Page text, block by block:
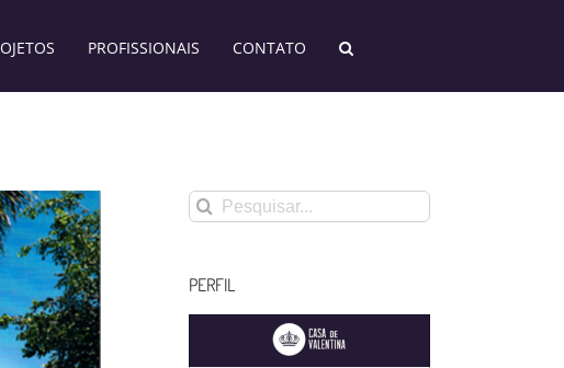
PROFISSIONAIS CONTATO
Buscar
resultados
PERFIL